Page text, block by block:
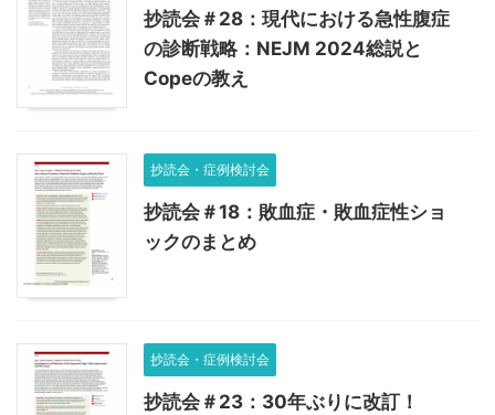
抄読会＃28：現代における急性腹症
の診断戦略：NEJM 2024総説と
Copeの教え
抄読会・症例検討会
抄読会＃18：敗血症・敗血症性ショ
ックのまとめ
抄読会・症例検討会
抄読会＃23：30年ぶりに改訂！